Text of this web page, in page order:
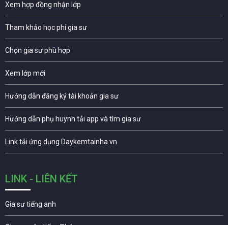
Xem hợp đồng nhận lớp
Tham khảo học phí gia sư
Chọn gia sư phù hợp
Xem lớp mới
Hướng dẫn đăng ký tài khoản gia sư
Hướng dẫn phụ huynh tải app và tìm gia sư
Link tải ứng dụng Daykemtainha.vn
LINK - LIÊN KẾT
Gia sư tiếng anh